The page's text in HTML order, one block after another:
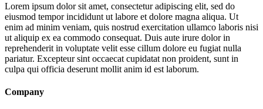
Lorem ipsum dolor sit amet, consectetur adipiscing elit, sed do
eiusmod tempor incididunt ut labore et dolore magna aliqua. Ut
enim ad minim veniam, quis nostrud exercitation ullamco laboris nisi
ut aliquip ex ea commodo consequat. Duis aute irure dolor in
reprehenderit in voluptate velit esse cillum dolore eu fugiat nulla
pariatur. Excepteur sint occaecat cupidatat non proident, sunt in
culpa qui officia deserunt mollit anim id est laborum.
Company